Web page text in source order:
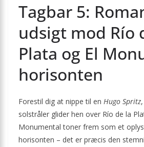
Tagbar 5:
udsigt mod Río
Plata og El
horisonten
Forestil dig at nippe til en Hugo Spritz
solstråler glider hen over Río de la
Monumental toner frem som et
horisonten – det er præcis den